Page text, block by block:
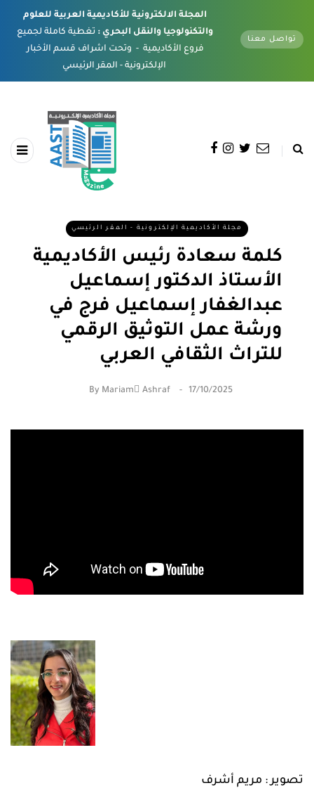
المجلة الالكترونية للأكاديمية العربية للعلوم
والتكنولوجيا والنقل البحري : تغطية كاملة لجميع
فروع الأكاديمية - وتحت اشراف قسم الأخبار
تواصل معنا
مجلة الأكاديمية الإلكترونية - المقر الرئيسي
كلمة سعادة رئيس الأكاديمية
الأستاذ الدكتور إسماعيل
عبدالغفار إسماعيل فرج في
ورشة عمل التوثيق الرقمي
للتراث الثقافي العربي
By Mariam ِAshraf 17/10/2025
تصوير : مريم أشرف